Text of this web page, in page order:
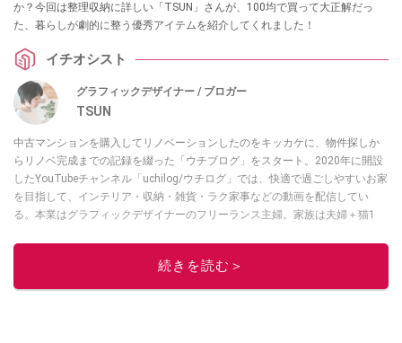
か？今回は整理収納に詳しい「TSUN」さんが、100均で買って大正解だっ
た、暮らしが劇的に整う優秀アイテムを紹介してくれました！
イチオシスト
グラフィックデザイナー / ブロガー
TSUN
中古マンションを購入してリノベーションしたのをキッカケに、物件探しか
らリノベ完成までの記録を綴った「ウチブログ」をスタート。2020年に開設
したYouTubeチャンネル「uchilog/ウチログ」では、快適で過ごしやすいお家
を目指して、インテリア・収納・雑貨・ラク家事などの動画を配信してい
る。本業はグラフィックデザイナーのフリーランス主婦。家族は夫婦＋猫1
ノベ人気事例1位
続きを読む＞